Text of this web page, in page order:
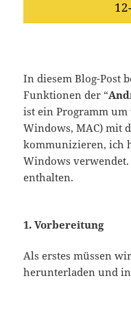
In diesem Blog-Post
Funktionen der “
ist ein Programm
Windows, MAC) mit
kommunizieren, ich
Windows verwendet.
enthalten.
1. Vorbereitung
Als erstes müssen
herunterladen und